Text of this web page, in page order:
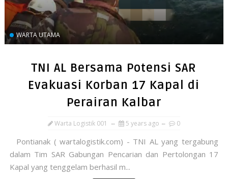
WARTA UTAMA
TNI AL Bersama Potensi SAR
Evakuasi Korban 17 Kapal di
Perairan Kalbar
Warta Logistik 001 5 years ago 0
Pontianak ( wartalogistik.com) - TNI AL yang tergabung
dalam Tim SAR Gabungan Pencarian dan Pertolongan 17
Kapal yang tenggelam berhasil m...